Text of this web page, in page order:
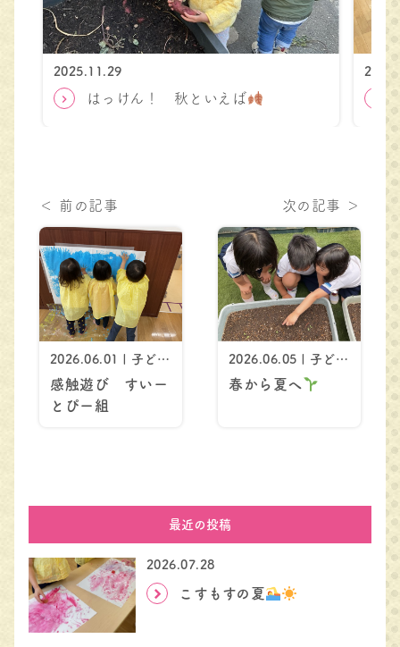
2025.11.29
はっけん！ 秋といえば
＜ 前の記事
2026.06.01 | 子ども
感触遊び すいー
とぴー組
次の記事 ＞
2026.06.05 | 子ども
春から夏へ
最近の投稿
2026.07.28
こすもすの夏